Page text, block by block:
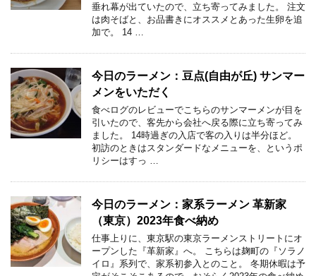
垂れ幕が出ていたので、立ち寄ってみました。 注文
は肉そばと、お品書きにオススメとあった生卵を追
加で。 14 …
今日のラーメン：豆点(自由が丘) サンマー
メンをいただく
食べログのレビューでこちらのサンマーメンが目を
引いたので、客先から会社へ戻る際に立ち寄ってみ
ました。 14時過ぎの入店で客の入りは半分ほど。
初訪のときはスタンダードなメニューを、というポ
リシーはすっ …
今日のラーメン：家系ラーメン 革新家
（東京）2023年食べ納め
仕事上りに、東京駅の東京ラーメンストリートにオ
ープンした『革新家』へ。 こちらは麹町の『ソラノ
イロ』系列で、家系初参入とのこと。 冬期休暇は予